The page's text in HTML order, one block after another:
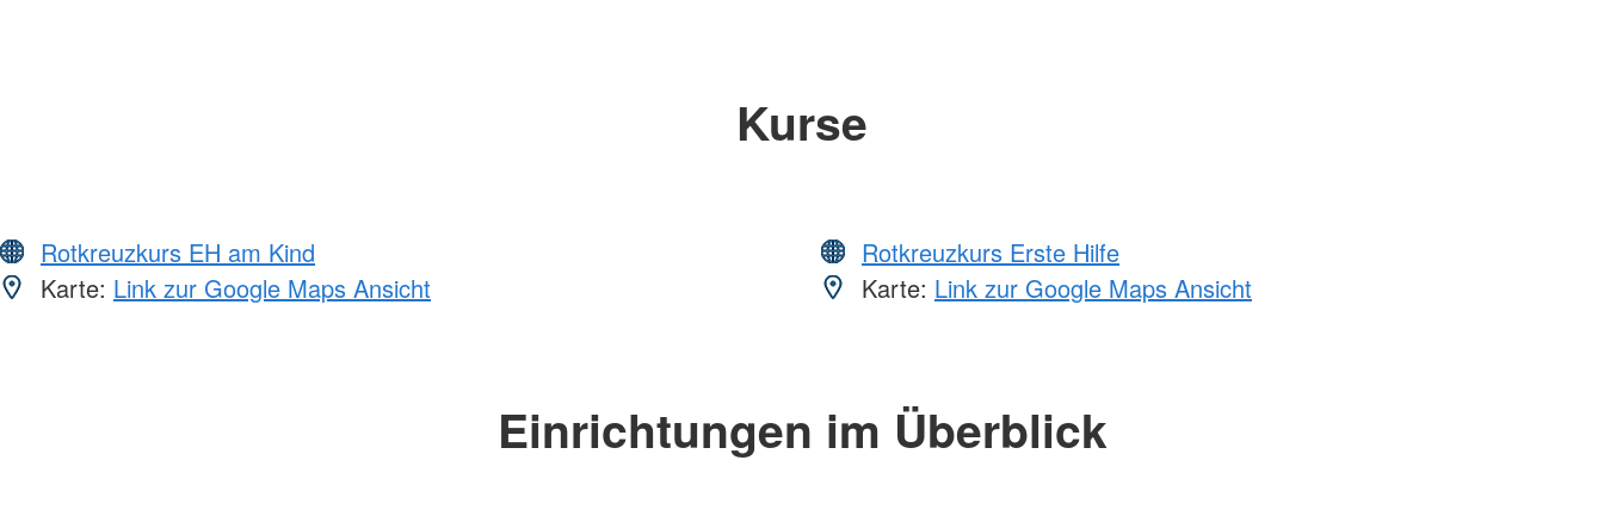
Kurse
Rotkreuzkurs EH am Kind
Karte: Link zur Google Maps Ansicht
Rotkreuzkurs Erste Hilfe
Karte: Link zur Google Maps Ansicht
Einrichtungen im Überblick